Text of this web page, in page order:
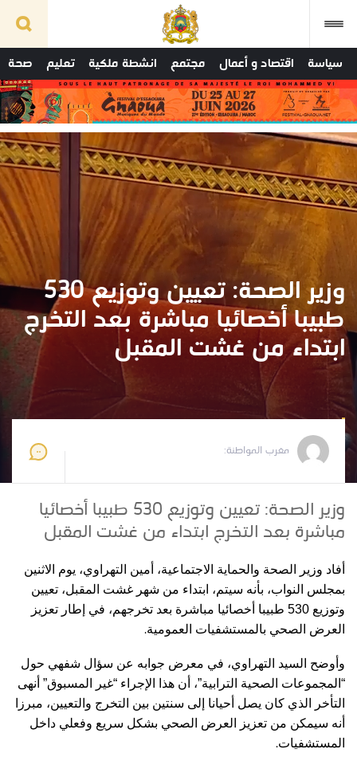
سياسة اقتصاد و أعمال مجتمع انشطة ملكية تعليم صحة
وزير الصحة: تعيين وتوزيع 530
طبيبا أخصائيا مباشرة بعد التخرج
ابتداء من غشت المقبل
مغرب المواطنة:
وزير الصحة: تعيين وتوزيع 530 طبيبا أخصائيا
مباشرة بعد التخرج ابتداء من غشت المقبل
أفاد وزير الصحة والحماية الاجتماعية، أمين التهراوي، يوم الاثنين
بمجلس النواب، بأنه سيتم، ابتداء من شهر غشت المقبل، تعيين
وتوزيع 530 طبيبا أخصائيا مباشرة بعد تخرجهم، في إطار تعزيز
العرض الصحي بالمستشفيات العمومية.
وأوضح السيد التهراوي، في معرض جوابه عن سؤال شفهي حول
“المجموعات الصحية الترابية”، أن هذا الإجراء “غير المسبوق” أنهى
التأخر الذي كان يصل أحيانا إلى سنتين بين التخرج والتعيين، مبرزا
أنه سيمكن من تعزيز العرض الصحي بشكل سريع وفعلي داخل
المستشفيات.